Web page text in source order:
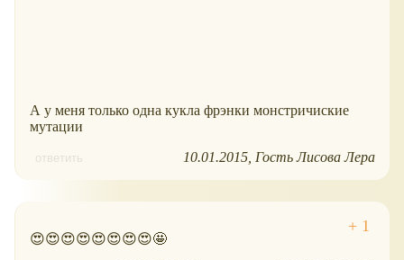
А у меня только одна кукла фрэнки монстричиские
мутации
ответить 10.01.2015 Гость Лисова Лера
😍😍😍😍😍😍😍😍🤩